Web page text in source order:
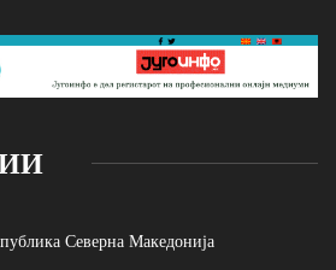
Северна Македонија